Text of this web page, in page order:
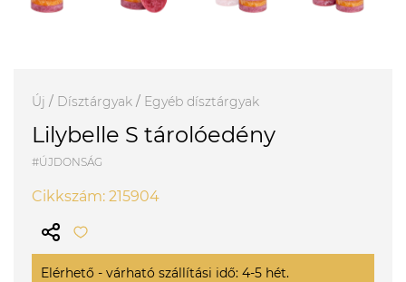
Új / Dísztárgyak / Egyéb dísztárgyak
Lilybelle S tárolóedény
#ÚJDONSÁG
Cikkszám: 215904
Elérhető - várható szállítási idő: 4-5 hét.